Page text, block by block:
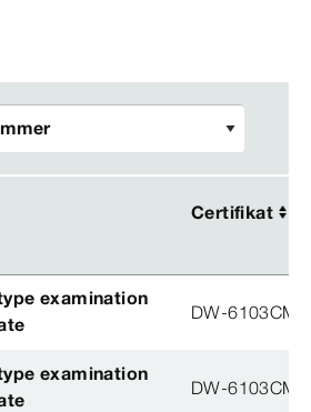
Certifikat
Certifikat
examination
DW-
examination
DW-